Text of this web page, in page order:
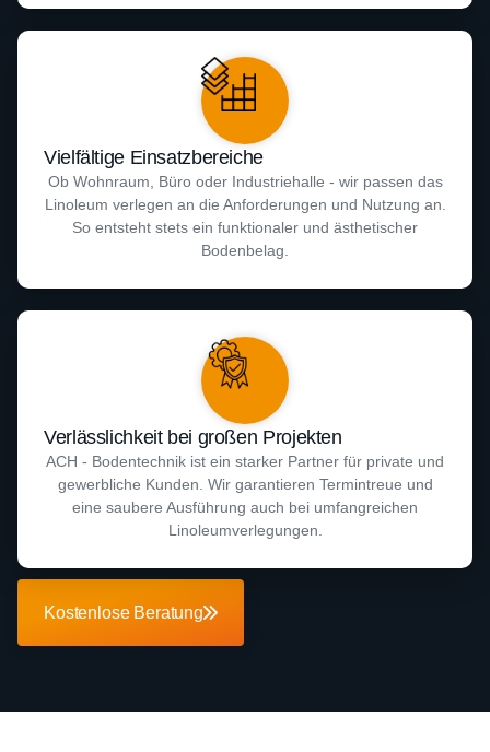
Vielfältige Einsatzbereiche
Ob Wohnraum, Büro oder Industriehalle - wir passen das
Linoleum verlegen an die Anforderungen und Nutzung an.
So entsteht stets ein funktionaler und ästhetischer
Bodenbelag.
Verlässlichkeit bei großen Projekten
ACH - Bodentechnik ist ein starker Partner für private und
gewerbliche Kunden. Wir garantieren Termintreue und
eine saubere Ausführung auch bei umfangreichen
Linoleumverlegungen.
Kostenlose Beratung